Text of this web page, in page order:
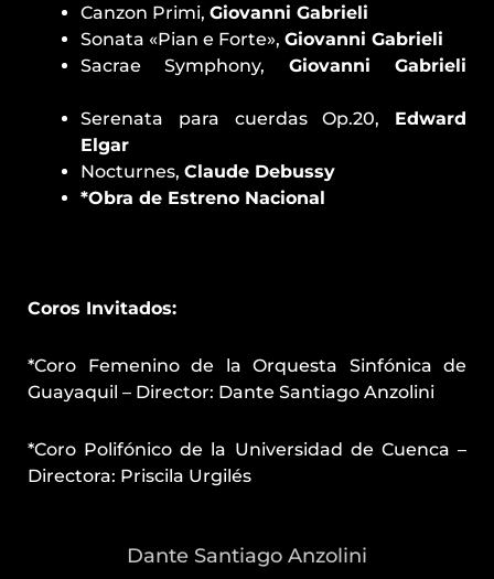
Canzon Primi, Giovanni Gabrieli
Sonata «Pian e Forte», Giovanni Gabrieli
Sacrae Symphony, Giovanni Gabrieli
Serenata para cuerdas Op.20, Edward
Elgar
Nocturnes, Claude Debussy
*Obra de Estreno Nacional
Coros Invitados:
*Coro Femenino de la Orquesta Sinfónica de
Guayaquil – Director: Dante Santiago Anzolini
*Coro Polifónico de la Universidad de Cuenca –
Directora: Priscila Urgilés
Dante Santiago Anzolini